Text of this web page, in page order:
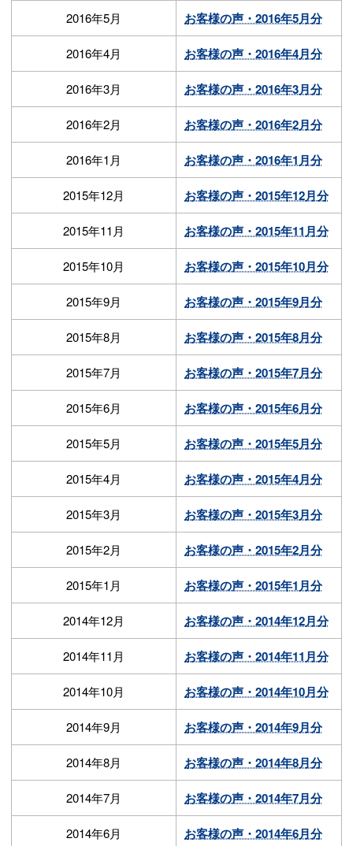
2016年5月 お客様の声・2016年5月分
2016年4月 お客様の声・2016年4月分
2016年3月 お客様の声・2016年3月分
2016年2月 お客様の声・2016年2月分
2016年1月 お客様の声・2016年1月分
2015年12月 お客様の声・2015年12月分
2015年11月 お客様の声・2015年11月分
2015年10月 お客様の声・2015年10月分
2015年9月 お客様の声・2015年9月分
2015年8月 お客様の声・2015年8月分
2015年7月 お客様の声・2015年7月分
2015年6月 お客様の声・2015年6月分
2015年5月 お客様の声・2015年5月分
2015年4月 お客様の声・2015年4月分
2015年3月 お客様の声・2015年3月分
2015年2月 お客様の声・2015年2月分
2015年1月 お客様の声・2015年1月分
2014年12月 お客様の声・2014年12月分
2014年11月 お客様の声・2014年11月分
2014年10月 お客様の声・2014年10月分
2014年9月 お客様の声・2014年9月分
2014年8月 お客様の声・2014年8月分
2014年7月 お客様の声・2014年7月分
2014年6月 お客様の声・2014年6月分